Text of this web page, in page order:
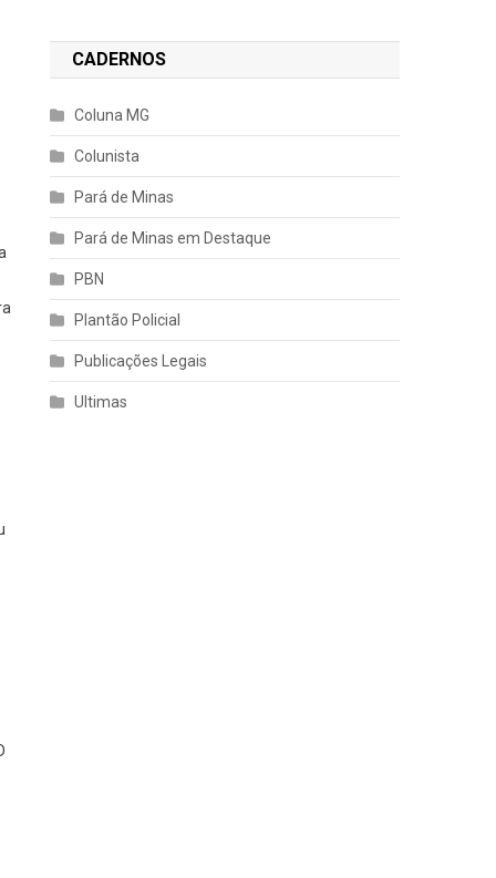
CADERNOS
Coluna MG
Colunista
Pará de Minas
Pará de Minas em Destaque
PBN
Plantão Policial
Publicações Legais
Ultimas